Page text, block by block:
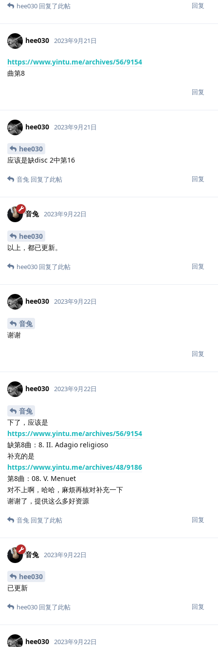
回复
hee030 回复了此帖
hee030 2023年9月21日
https://www.yintu.me/archives/56/9154
曲第8
回复
hee030 2023年9月21日
hee030
应该是缺disc 2中第16
回复
音兔 回复了此帖
音兔 2023年9月22日
hee030
以上，都已更新。
回复
hee030 回复了此帖
hee030 2023年9月22日
音兔
谢谢
回复
hee030 2023年9月22日
音兔
下了，应该是
https://www.yintu.me/archives/56/9154
缺第8曲：8. II. Adagio religioso
补充的是
https://www.yintu.me/archives/48/9186
第8曲：08. V. Menuet
对不上啊，哈哈，麻烦再核对补充一下
谢谢了，提供这么多好资源
回复
音兔 回复了此帖
音兔 2023年9月22日
hee030
已更新
回复
hee030 回复了此帖
hee030 2023年9月22日